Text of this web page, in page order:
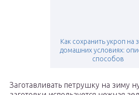
Как сохранить укроп на
домашних условиях:
способов
Заготавливать петрушку на зиму